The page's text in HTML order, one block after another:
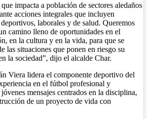
impacta a población de sectores aledaños
acciones integrales que incluyen
laborales y de salud. Queremos
camino lleno de oportunidades en el
en la cultura y en la vida, para que se
las situaciones que ponen en riesgo su
la sociedad”, dijo el alcalde Char.
Viera lidera el componente deportivo del
en el fútbol profesional y
mensajes centrados en la disciplina,
de un proyecto de vida con